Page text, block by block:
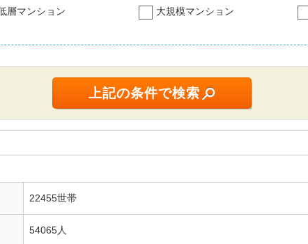
層マンション
大規模マンション
22455世帯
54065人